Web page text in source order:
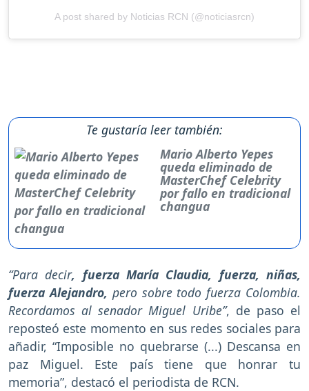
A post shared by Noticias RCN (@noticiasrcn)
Te gustaría leer también:
Mario Alberto Yepes
queda eliminado de
MasterChef Celebrity
por fallo en tradicional
changua
“Para decir, fuerza María Claudia, fuerza, niñas,
fuerza Alejandro, pero sobre todo fuerza Colombia.
Recordamos al senador Miguel Uribe”, de paso el
reposteó este momento en sus redes sociales para
añadir, “Imposible no quebrarse (...) Descansa en
paz Miguel. Este país tiene que honrar tu
memoria”, destacó el periodista de RCN.